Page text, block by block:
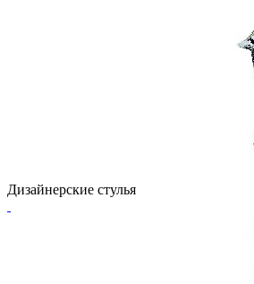
Дизайнерские стулья